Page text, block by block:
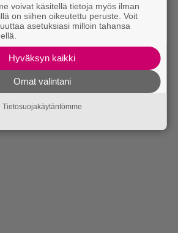
Gladiaattorintasoa.
voivat käsitellä tietoja myös ilman
on siihen oikeutettu peruste. Voit
asetuksiasi milloin tahansa
Hyväksyn kaikki
Omat valintani
Tietosuojakäytäntömme